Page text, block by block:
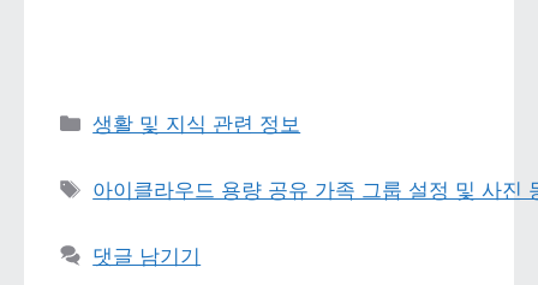
카테고리
생활 및 지식 관련 정보
태그
아이클라우드 용량 공유 가족 그룹 설정 및 사진
댓글 남기기